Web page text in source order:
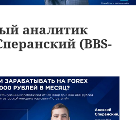
аналитик
(BBS-